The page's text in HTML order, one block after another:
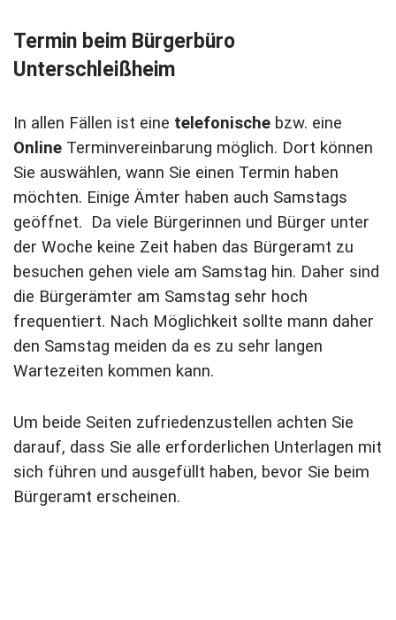
Termin beim Bürgerbüro
Unterschleißheim
In allen Fällen ist eine telefonische bzw. eine
Online Terminvereinbarung möglich. Dort können
Sie auswählen, wann Sie einen Termin haben
möchten. Einige Ämter haben auch Samstags
geöffnet. Da viele Bürgerinnen und Bürger unter
der Woche keine Zeit haben das Bürgeramt zu
besuchen gehen viele am Samstag hin. Daher sind
die Bürgerämter am Samstag sehr hoch
frequentiert. Nach Möglichkeit sollte mann daher
den Samstag meiden da es zu sehr langen
Wartezeiten kommen kann.
Um beide Seiten zufriedenzustellen achten Sie
darauf, dass Sie alle erforderlichen Unterlagen mit
sich führen und ausgefüllt haben, bevor Sie beim
Bürgeramt erscheinen.